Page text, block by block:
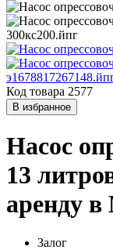
Код товара 2577
В избранное
Насос
13
аренду
Залог